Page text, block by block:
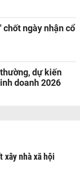
chốt ngày nhận cổ
dự kiến
doanh 2026
xây nhà xã hội